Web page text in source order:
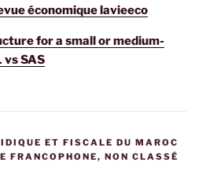
économique lavieeco
for a small or medium-
vs SAS
ET FISCALE DU MAROC
FRANCOPHONE,NON CLASSÉ